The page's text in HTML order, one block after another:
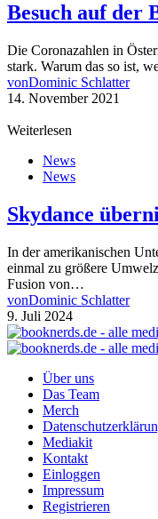
Besuch auf der
Die Coronazahlen in
stark. Warum das so ist,
vonDominic Schlatter
14. November 2021
Weiterlesen
News
News
Skydance
In der amerikanischen
einmal zu größere
Fusion von…
vonDominic Schlatter
9. Juli 2024
Über uns
Das Team
Merch
Mediakit
Kontakt
Einloggen
Impressum
Registrieren